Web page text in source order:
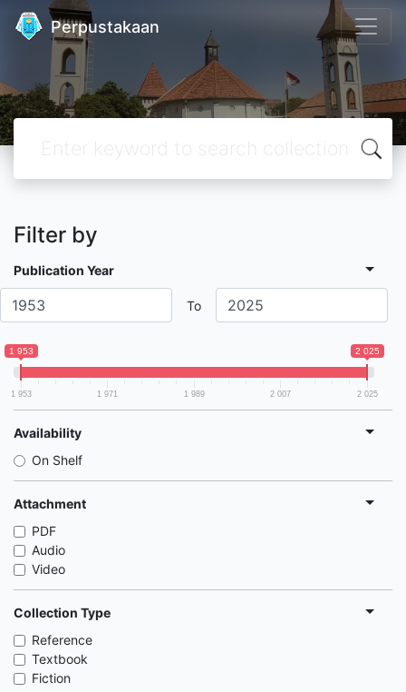
Perpustakaan
Filter by
Publication Year
To
1 953 2 025
1 953 1 971 1 989 2 007 2 025
Availability
On Shelf
Attachment
PDF
Audio
Video
Collection Type
Reference
Textbook
Fiction